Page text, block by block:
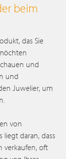
beim
das Sie
und
und
Juwelier, um
von
liegt daran, dass
verkaufen, oft